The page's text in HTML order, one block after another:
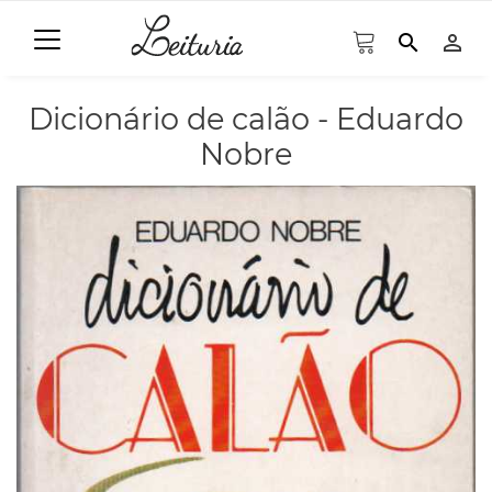
search person_outline
Dicionário de calão - Eduardo
Nobre